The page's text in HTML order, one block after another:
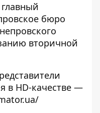
бюро
вторичной
в HD-качестве —